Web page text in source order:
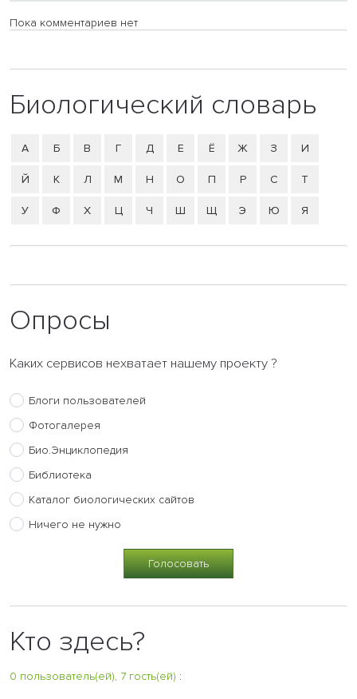
Пока комментариев нет
Биологический словарь
А Б В Г Д Е Ё Ж З И
Й К Л М Н О П Р С Т
У Ф Х Ц Ч Ш Щ Э Ю Я
Опросы
Каких сервисов нехватает нашему проекту ?
Блоги пользователей
Фотогалерея
Био.Энциклопедия
Библиотека
Каталог биологических сайтов
Ничего не нужно
Кто здесь?
0 пользователь(ей), 7 гость(ей) :